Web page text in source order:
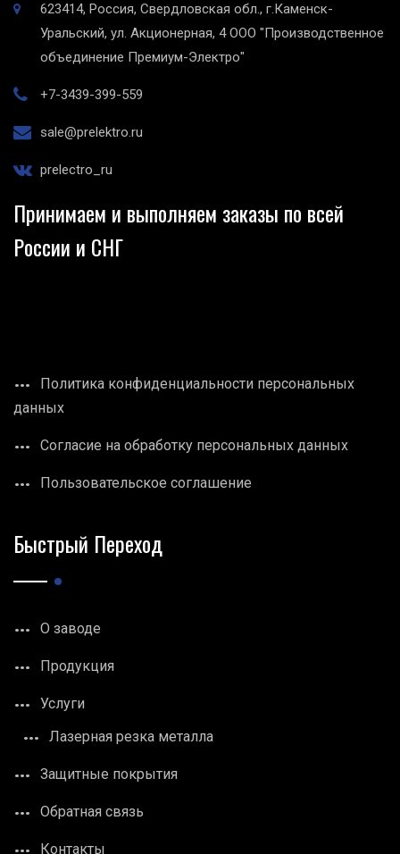
623414, Россия, Свердловская обл., г.Каменск-
Уральский, ул. Акционерная, 4 ООО "Производственное
объединение Премиум-Электро"
+7-3439-399-559
sale@prelektro.ru
prelectro_ru
Принимаем и выполняем заказы по всей
России и СНГ
Политика конфиденциальности персональных
данных
Согласие на обработку персональных данных
Пользовательское соглашение
Быстрый Переход
О заводе
Продукция
Услуги
Лазерная резка металла
Защитные покрытия
Обратная связь
Контакты